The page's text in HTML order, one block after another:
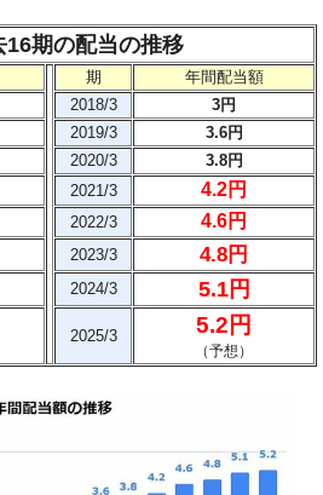
期の配当の推移
期
年間配当額
2018/3
3円
2019/3
3.6円
2020/3
3.8円
2021/3 4.2円
2022/3 4.6円
2023/3 4.8円
2024/3 5.1円
2025/3 5.2円
（予想）